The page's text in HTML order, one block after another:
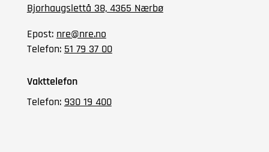
Bjorhaugslettå 38, 4365 Nærbø
Epost: nre@nre.no
Telefon: 51 79 37 00
Vakttelefon
Telefon: 930 19 400